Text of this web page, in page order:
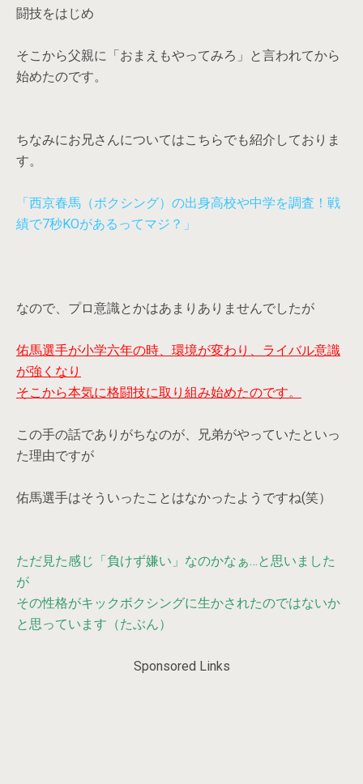
闘技をはじめ
そこから父親に「おまえもやってみろ」と言われてから
始めたのです。
ちなみにお兄さんについてはこちらでも紹介しておりま
す。
「西京春馬（ボクシング）の出身高校や中学を調査！戦
績で7秒KOがあるってマジ？」
なので、プロ意識とかはあまりありませんでしたが
佑馬選手が小学六年の時、環境が変わり、ライバル意識
が強くなり
そこから本気に格闘技に取り組み始めたのです。
この手の話でありがちなのが、兄弟がやっていたといっ
た理由ですが
佑馬選手はそういったことはなかったようですね(笑）
ただ見た感じ「負けず嫌い」なのかなぁ…と思いました
が
その性格がキックボクシングに生かされたのではないか
と思っています（たぶん）
Sponsored Links